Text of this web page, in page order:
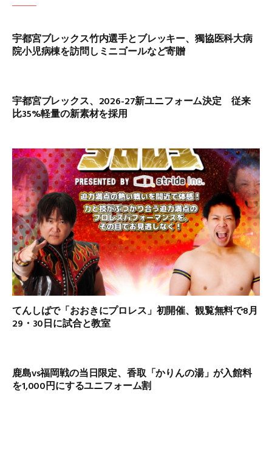
宇都宮ブレックス竹内選手とブレッキー、獨協医科大病
院小児病棟を訪問しミニゴールなど寄贈
宇都宮ブレックス、2026-27新ユニフォーム決定 従来
比35%軽量の新素材を採用
てんしばで「おおきにプロレス」初開催、観覧無料で8月
29・30日に試合と教室
鹿島vs福岡戦の当日限定、香取「かりんの湯」が入館料
を1,000円にするユニフォーム割